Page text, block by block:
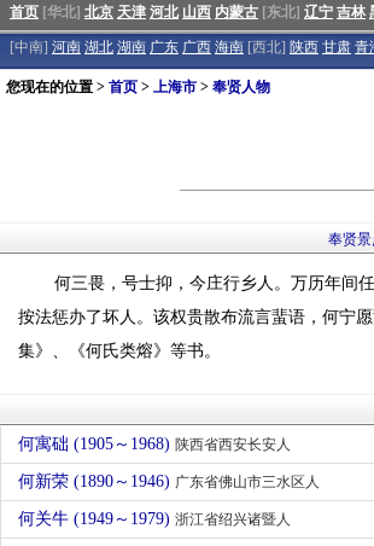
首页 [华北] 北京 天津 河北 山西 内蒙古 [东北] 辽宁 吉林
[中南] 河南 湖北 湖南 广东 广西 海南 [西北] 陕西 甘肃 青
您现在的位置 > 首页 > 上海市 > 奉贤人物
奉贤景
何三畏，号士抑，今庄行乡人。万历年间
按法惩办了坏人。该权贵散布流言蜚语，何宁
集》、《何氏类熔》等书。
何寓础 (1905～1968) 陕西省西安长安人
何新荣 (1890～1946) 广东省佛山市三水区人
何关牛 (1949～1979) 浙江省绍兴诸暨人